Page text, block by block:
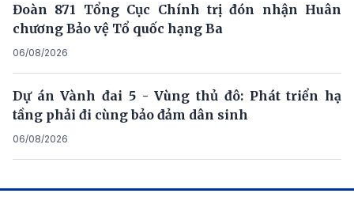
Đoàn 871 Tổng Cục Chính trị đón nhận Huân
chương Bảo vệ Tổ quốc hạng Ba
06/08/2026
Dự án Vành đai 5 - Vùng thủ đô: Phát triển hạ
tầng phải đi cùng bảo đảm dân sinh
06/08/2026